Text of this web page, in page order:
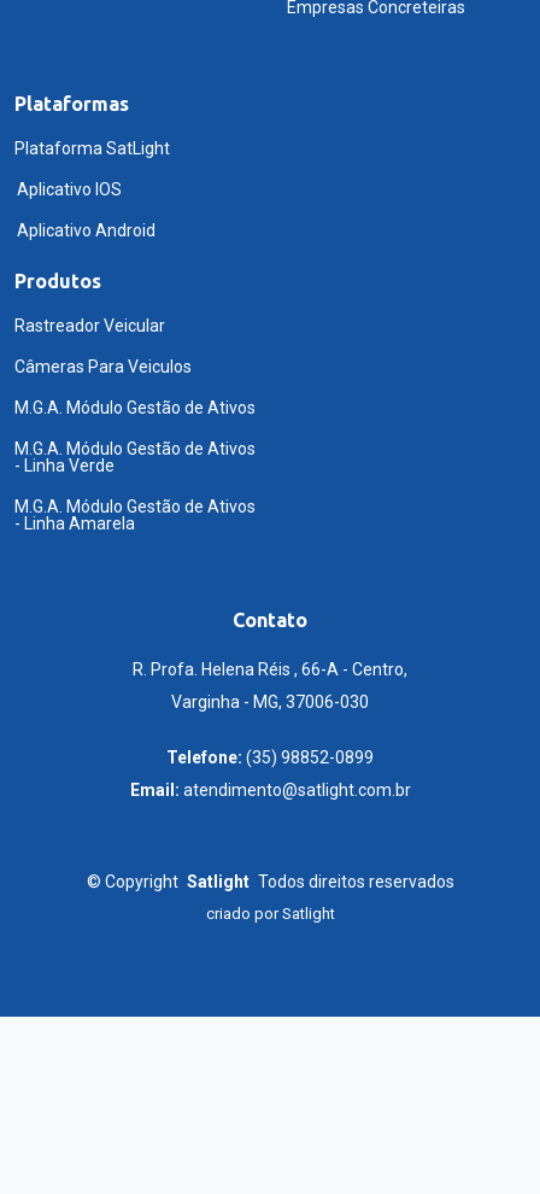
Empresas Concreteiras
Plataformas
Plataforma SatLight
Aplicativo IOS
Aplicativo Android
Produtos
Rastreador Veicular
Câmeras Para Veiculos
M.G.A. Módulo Gestão de Ativos
M.G.A. Módulo Gestão de Ativos
- Linha Verde
M.G.A. Módulo Gestão de Ativos
- Linha Amarela
Contato
R. Profa. Helena Réis , 66-A - Centro,
Varginha - MG, 37006-030
Telefone: (35) 98852-0899
Email: atendimento@satlight.com.br
© Copyright Satlight Todos direitos reservados
criado porSatlight